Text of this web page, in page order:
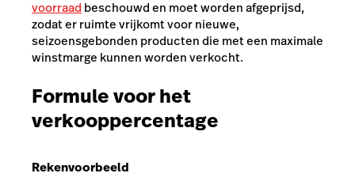
voorraad beschouwd en moet worden afgeprijsd,
zodat er ruimte vrijkomt voor nieuwe,
seizoensgebonden producten die met een maximale
winstmarge kunnen worden verkocht.
Formule voor het
verkooppercentage
Rekenvoorbeeld